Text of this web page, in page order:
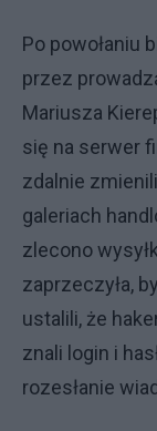
Po powołaniu
przez
Mariusza
się na serwer
zdalnie
galeriach
zlecono
zaprzeczyła,
ustalili, że
znali login i
rozesłanie